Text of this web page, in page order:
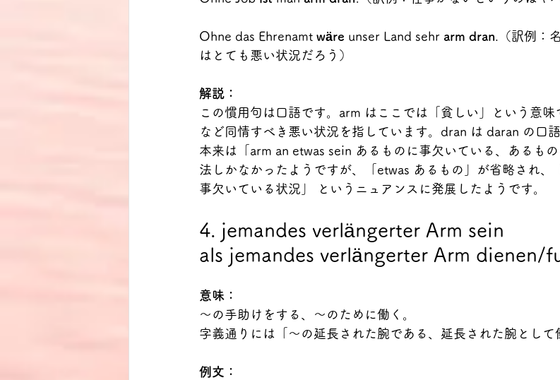
Ohne das Ehrenamt wäre unser Land sehr arm dran .（訳例：
はとても悪い状況だろう）
解説：
この慣用句は口語です。arm はここでは「貧しい」という意
など同情すべき悪い状況を指しています。dran は daran の口語
本来は「arm an etwas sein あるものに事欠いている、あるも
法しかなかったようですが、「etwas あるもの」が省略され、
事欠いている状況」 というニュアンスに発展したようです。
4. jemandes verlängerter Arm sein
als jemandes verlängerter Arm dienen/
意味：
～の手助けをする、～のために働く。
字義通りには「～の延長された腕である、延長された腕として
例文：